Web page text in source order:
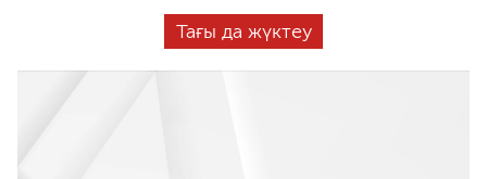
Тағы да жүктеу